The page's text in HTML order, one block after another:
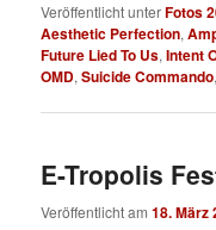
Veröffentlicht unterFotos
Aesthetic Perfection,
Future Lied To Us,Intent
OMD,Suicide Commando
E-Tropolis
Veröffentlicht am18. März